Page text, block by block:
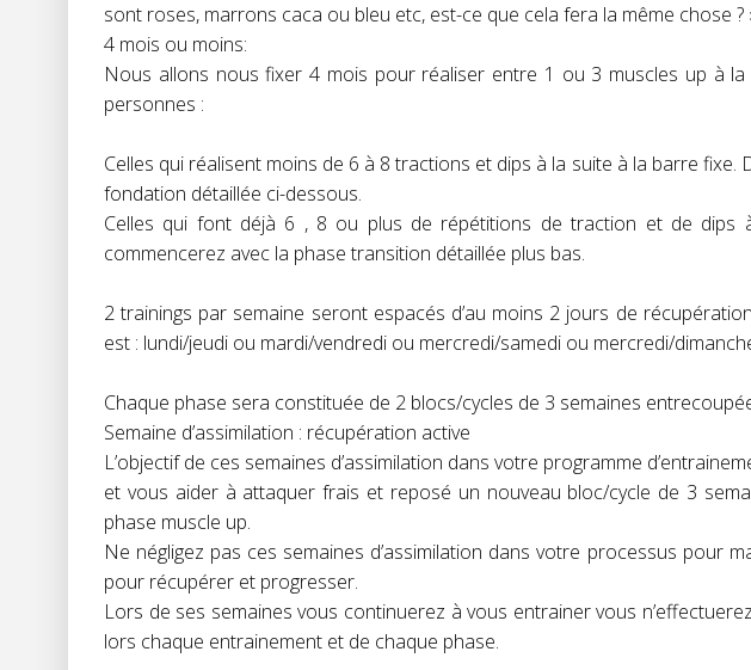
sont roses, marrons caca ou bleu etc, est-ce que cela fera la même chose ?
4 mois ou moins:
Nous allons nous fixer 4 mois pour réaliser entre 1 ou 3 muscles up à
personnes :
Celles qui réalisent moins de 6 à 8 tractions et dips à la suite à la barre fixe.
fondation détaillée ci-dessous.
Celles qui font déjà 6 , 8 ou plus de répétitions de traction et de dips
commencerez avec la phase transition détaillée plus bas.
2 trainings par semaine seront espacés d’au moins 2 jours de
est : lundi/jeudi ou mardi/vendredi ou mercredi/samedi ou mercredi/
Chaque phase sera constituée de 2 blocs/cycles de 3 semaines
Semaine d’assimilation : récupération active
L’objectif de ces semaines d’assimilation dans votre programme
et vous aider à attaquer frais et reposé un nouveau bloc/cycle de 3
phase muscle up.
Ne négligez pas ces semaines d’assimilation dans votre processus pour
pour récupérer et progresser.
Lors de ses semaines vous continuerez à vous entrainer vous
lors chaque entrainement et de chaque phase.